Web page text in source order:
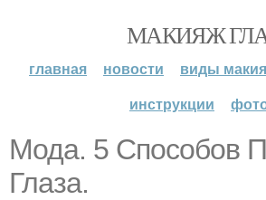
МАКИЯЖ
главная новости виды
инструкции
Мода. 5 Способов
Глаза.